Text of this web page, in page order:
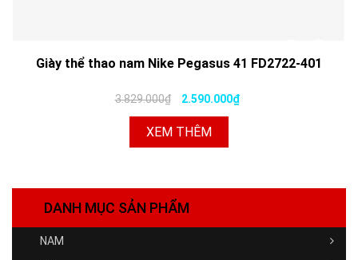
Giày thể thao nam Nike Pegasus 41 FD2722-401
3.829.000₫ 2.590.000₫
XEM THÊM
DANH MỤC SẢN PHẨM
NAM